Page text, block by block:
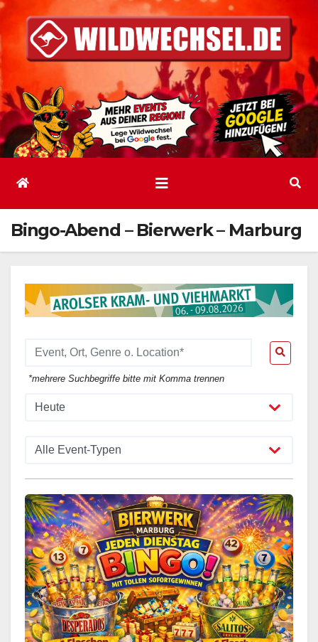
Inhalt
springen
Bingo-Abend – Bierwerk – Marburg
*mehrere Suchbegriffe bitte mit Komma trennen